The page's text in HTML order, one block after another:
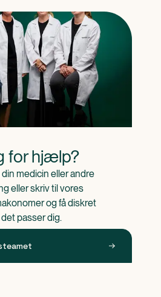
for hjælp?
medicin eller andre
eller skriv til vores
og få diskret
passer dig.